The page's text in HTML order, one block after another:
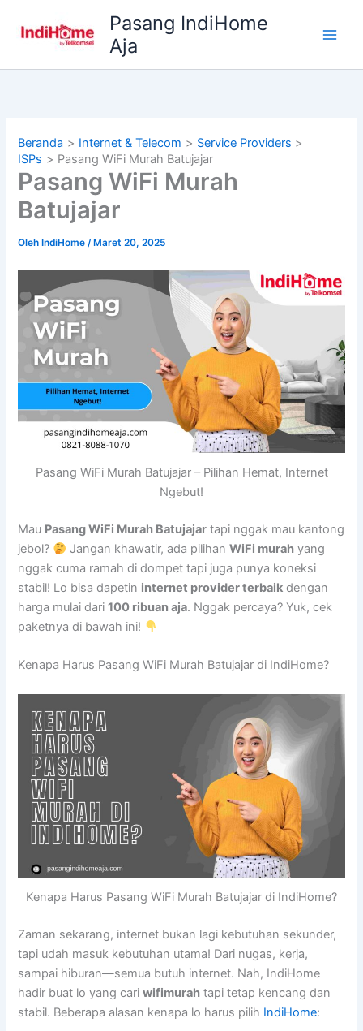
Pasang IndiHome
Aja
Beranda Internet & Telecom
Service Providers
ISPs
Pasang WiFi Murah Batujajar
Pasang WiFi Murah
Batujajar
Oleh IndiHome/ Maret 20, 2025
Pasang WiFi Murah Batujajar – Pilihan Hemat, Internet
Ngebut!
Mau Pasang WiFi Murah Batujajar tapi nggak mau kantong
jebol?
Jangan khawatir, ada pilihanWiFi murah yang
nggak cuma ramah di dompet tapi juga punya koneksi
stabil! Lo bisa dapetin internet provider terbaik dengan
harga mulai dari100 ribuan aja. Nggak percaya? Yuk, cek
paketnya di bawah ini!
Kenapa Harus Pasang WiFi Murah Batujajar di IndiHome?
Kenapa Harus Pasang WiFi Murah Batujajar di IndiHome?
Zaman sekarang, internet bukan lagi kebutuhan sekunder,
tapi udah masuk kebutuhan utama! Dari nugas, kerja,
sampai hiburan—semua butuh internet. Nah, IndiHome
hadir buat lo yang cariwifimurah tapi tetap kencang dan
stabil. Beberapa alasan kenapa lo harus pilih IndiHome: